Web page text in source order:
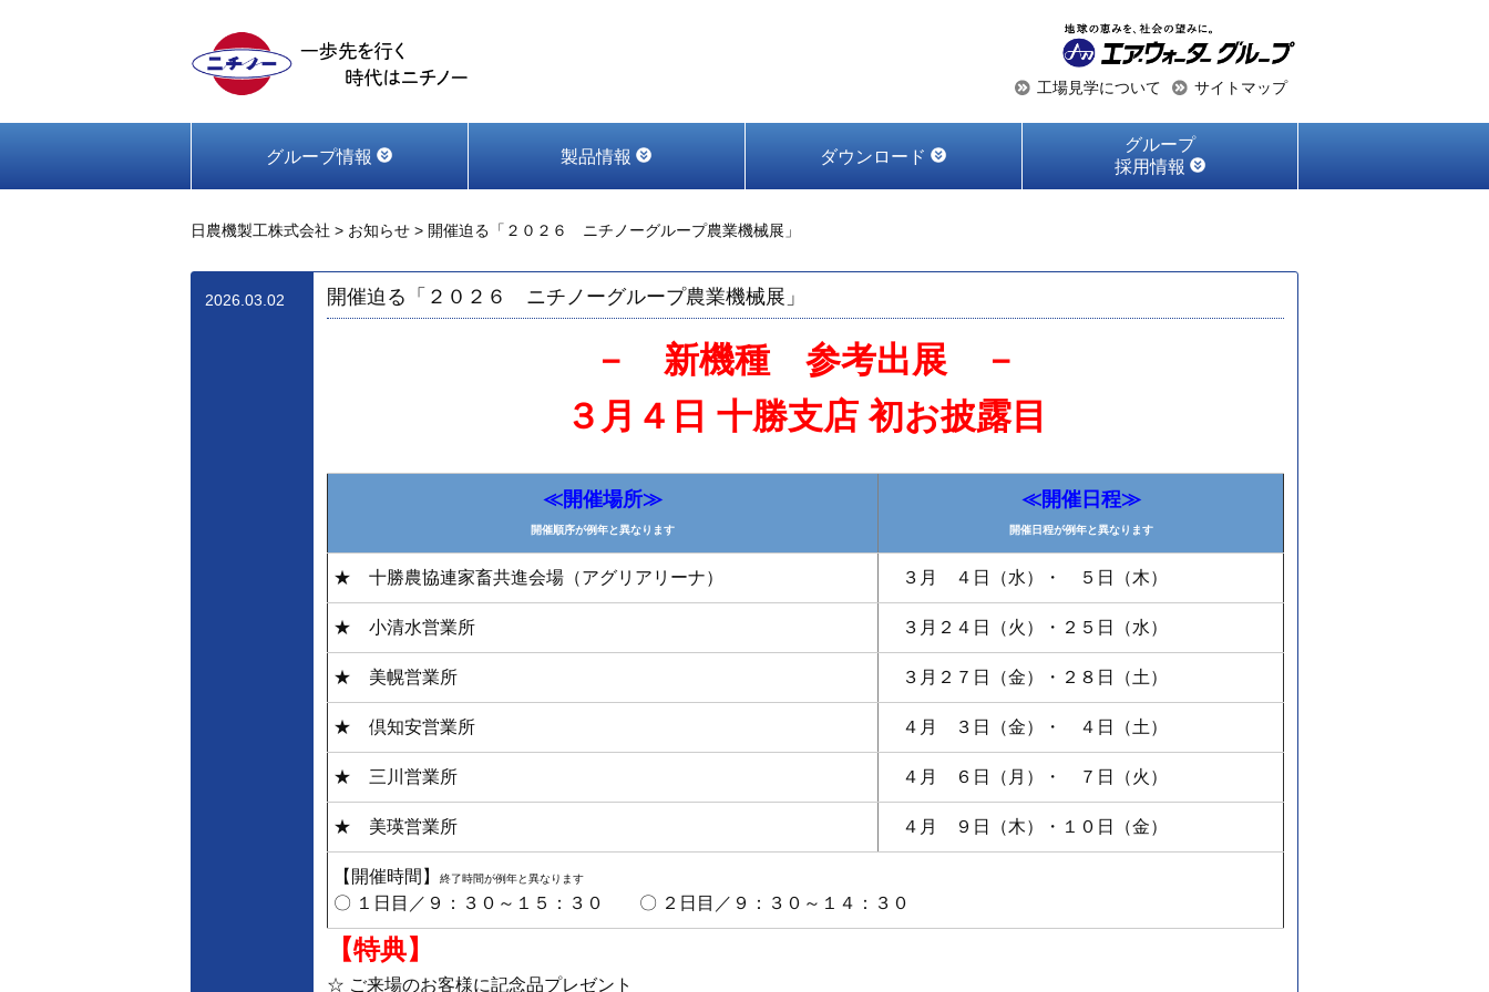
工場見学について サイトマップ
グループ情報 製品情報 ダウンロード
グループ
採用情報
日農機製工株式会社 > お知らせ > 開催迫る「２０２６ ニチノーグループ農業機械展」
2026.03.02 開催迫る「２０２６ ニチノーグループ農業機械展」
－ 新機種 参考出展 －
３月４日 十勝支店 初お披露目
≪開催場所≫
開催順序が例年と異なります
≪開催日程≫
開催日程が例年と異なります
★ 十勝農協連家畜共進会場（アグリアリーナ） ３月 ４日（水）・ ５日（木）
★ 小清水営業所 ３月２４日（火）・２５日（水）
★ 美幌営業所 ３月２７日（金）・２８日（土）
★ 倶知安営業所 ４月 ３日（金）・ ４日（土）
★ 三川営業所 ４月 ６日（月）・ ７日（火）
★ 美瑛営業所 ４月 ９日（木）・１０日（金）
【開催時間】 終了時間が例年と異なります
〇 １日目／９：３０～１５：３０ 〇 ２日目／９：３０～１４：３０
【特典】
☆ ご来場のお客様に記念品プレゼント